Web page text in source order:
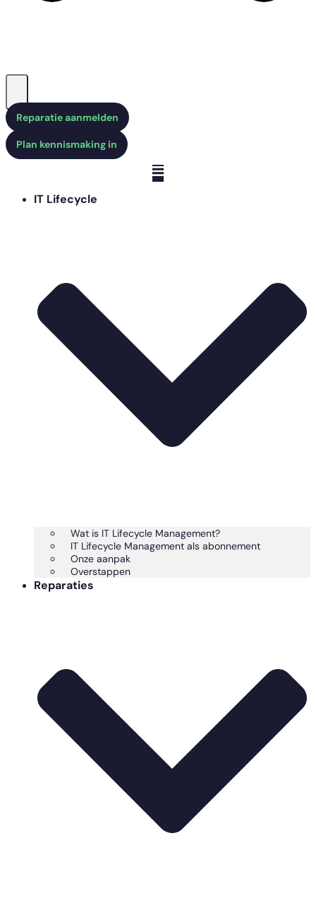
Reparatie aanmelden
Plan kennismaking in
IT Lifecycle
Wat is IT Lifecycle Management?
IT Lifecycle Management als abonnement
Onze aanpak
Overstappen
Reparaties